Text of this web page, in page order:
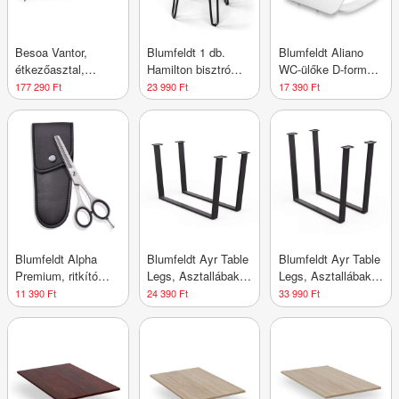
Besoa Vantor,
étkezőasztal,
akácfa,
vaskonstrukció, 175
x 78 x 90 cm, fa
177 290 Ft
Blumfeldt 1 db.
Hamilton bisztró
szék Ø33 cm Fa
acélkeret
23 990 Ft
Blumfeldt Aliano
WC-ülőke D-forma,
lassú záródás,
antibakteriális
17 390 Ft
Blumfeldt Alpha
Premium, ritkító
olló, extra éles,
egyoldalas
11 390 Ft
Blumfeldt Ayr Table
Legs, Asztallábak
62 x 43 cm, fém
24 390 Ft
Blumfeldt Ayr Table
Legs, Asztallábak
82 x 72 cm, fém
33 990 Ft